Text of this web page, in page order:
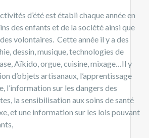
d’été est établi chaque année en
des enfants et de la société ainsi que
volontaires. Cette année il y a des
dessin, musique, technologies de
Aïkido, orgue, cuisine, mixage…Il y
d’objets artisanaux, l’apprentissage
l’information sur les dangers des
la sensibilisation aux soins de santé
et une information sur les lois pouvant